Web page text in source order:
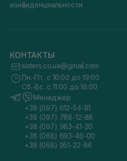
конфиденциальности
КОНТАКТЫ
sisters.co.ua@gmail.com
Пн.-Пт. с 10:00 до 19:00
Сб.-Вс. с 11:00 до 18:00
Менеджер
+38 (097) 612-54-81
+38 (097) 788-12-88
+38 (097) 983-41-20
+38 (068) 693-46-00
+38 (068) 951-22-86